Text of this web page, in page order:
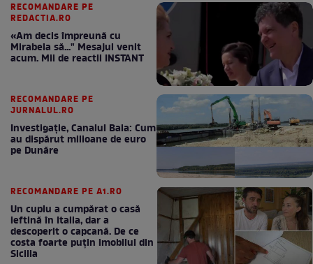
RECOMANDARE PE
REDACTIA.RO
«Am decis împreună cu
Mirabela să..." Mesajul venit
acum. Mii de reactii INSTANT
RECOMANDARE PE
JURNALUL.RO
Investigație, Canalul Bala: Cum
au dispărut milioane de euro
pe Dunăre
RECOMANDARE PE A1.RO
Un cuplu a cumpărat o casă
ieftină în Italia, dar a
descoperit o capcană. De ce
costa foarte puțin imobilul din
Sicilia